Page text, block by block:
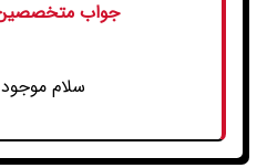
جواب
سلام